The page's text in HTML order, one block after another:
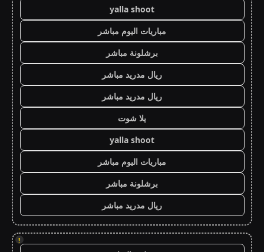
yalla shoot
مباريات اليوم مباشر
برشلونة مباشر
ريال مدريد مباشر
ريال مدريد مباشر
يلا شوت
yalla shoot
مباريات اليوم مباشر
برشلونة مباشر
ريال مدريد مباشر
!